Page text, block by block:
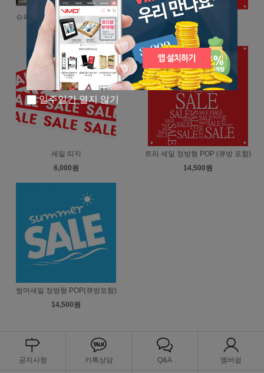
슈퍼세일 정방향 POP(큐방포함)
14,500원
빅세일 (900*900 정방형)
14,500원
세일 띠지
6,000원
트리 세일 정방형 POP (큐방 포함)
14,500원
썸머세일 정방형 POP(큐방포함)
14,500원
공지사항 카톡상담 Q&A 멤버쉽
일주일간 열지 않기